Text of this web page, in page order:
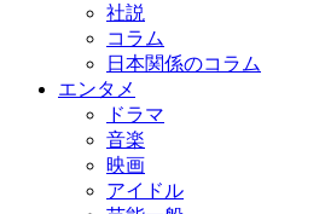
社説
コラム
日本関係のコラム
エンタメ
ドラマ
音楽
映画
アイドル